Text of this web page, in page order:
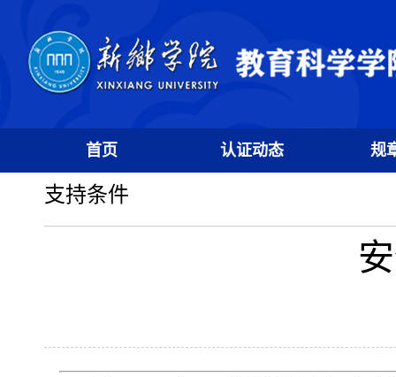
首页 认证动态 规
支持条件